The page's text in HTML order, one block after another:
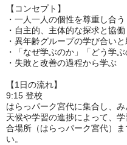
【コンセプト】
・一人一人の個性を尊重し合う
・自主的、主体的な探求と協働
・異年齢グループの学び合い
・「なぜ学ぶのか」「どう学
・失敗と改善の過程から学ぶ
【1日の流れ】
9:15 登校
はらっパーク宮代に集合し、
天候や学習の進捗によって、
合場所（はらっパーク宮代）
い。